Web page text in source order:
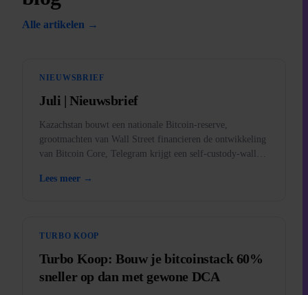
Alle artikelen →
NIEUWSBRIEF
Juli | Nieuwsbrief
Kazachstan bouwt een nationale Bitcoin-reserve,
grootmachten van Wall Street financieren de ontwikkeling
van Bitcoin Core, Telegram krijgt een self-custody-wallet,
Lees meer →
TURBO KOOP
Turbo Koop: Bouw je bitcoinstack 60%
sneller op dan met gewone DCA